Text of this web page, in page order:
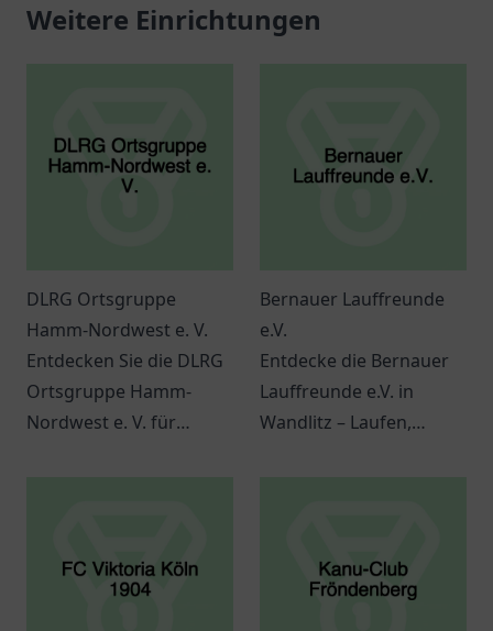
Weitere Einrichtungen
DLRG Ortsgruppe
Hamm-Nordwest e. V.
Entdecken Sie die DLRG
Ortsgruppe Hamm-
Nordwest e. V. für
Kursen und
Bernauer Lauffreunde
e.V.
Entdecke die Bernauer
Lauffreunde e.V. in
Wandlitz – Laufen,